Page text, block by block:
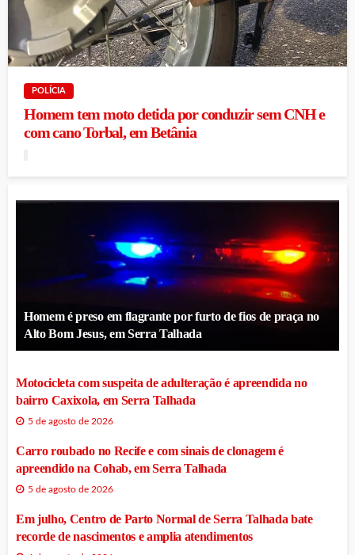
POLÍCIA
Homem tem moto detida por conduzir sem CNH e
com cano Torbal, em Betânia
Homem é preso em flagrante por furto de fios de praça no
Alto Bom Jesus, em Serra Talhada
Motocicleta com suspeita de adulteração é apreendida no
bairro Caxixola, em Serra Talhada
5 de agosto de 2026
Carro roubado no Recife e com sinais de clonagem é
apreendido na Cohab, em Serra Talhada
5 de agosto de 2026
Em julho, Centro de Parto Normal de Serra Talhada bate
recorde de nascimentos e amplia atendimentos